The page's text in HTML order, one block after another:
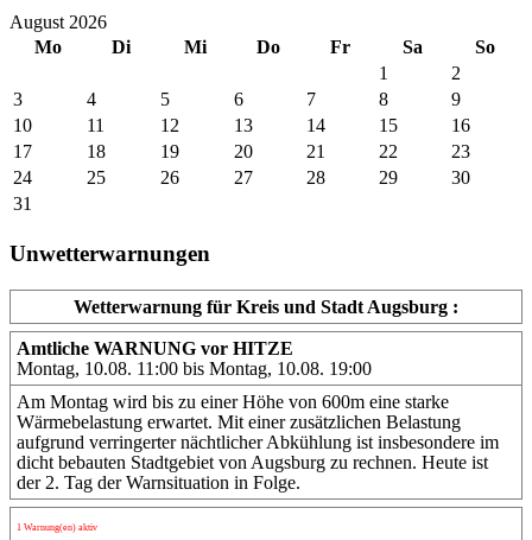
August 2026
Mo
Di Mi Do Fr Sa
So
1
2
3
4 5 6 7 8
9
10
11 12 13 14 15
16
17
18 19 20 21 22
23
24
25 26 27 28 29
30
31
Unwetterwarnungen
Wetterwarnung für Kreis und Stadt Augsburg :
Amtliche WARNUNG vor HITZE
Montag, 10.08. 11:00 bis Montag, 10.08. 19:00
Am Montag wird bis zu einer Höhe von 600m eine starke
Wärmebelastung erwartet. Mit einer zusätzlichen Belastung
aufgrund verringerter nächtlicher Abkühlung ist insbesondere im
dicht bebauten Stadtgebiet von Augsburg zu rechnen. Heute ist
der 2. Tag der Warnsituation in Folge.
1 Warnung(en) aktiv